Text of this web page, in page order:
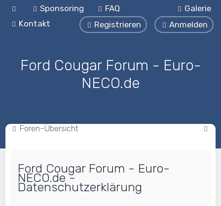
Galerie
Sponsoring
FAQ
Kontakt
Anmelden
Registrieren
Ford Cougar Forum - Euro-
NECO.de
Foren-Übersicht
S
Ford Cougar Forum - Euro-
NECO.de -
Datenschutzerklärung